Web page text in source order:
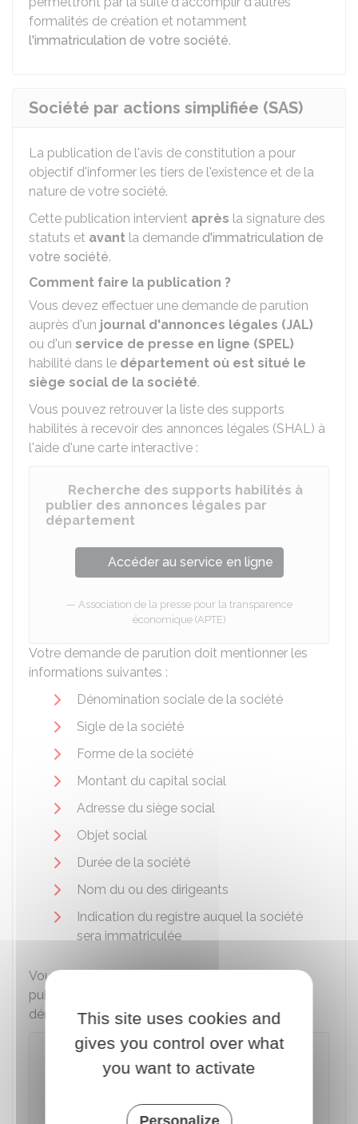
formalités de création et notamment
l'immatriculation de votre société.
Société par actions simplifiée (SAS)
La publication de l'avis de constitution a pour
objectif d'informer les tiers de l'existence et de la
nature de votre société.
Cette publication intervient après la signature des
statuts et avant la demande d'immatriculation de
votre société.
Comment faire la publication ?
Vous devez effectuer une demande de parution
auprès d'un journal d'annonces légales (JAL)
ou d'un service de presse en ligne (SPEL)
habilité dans le département où est situé le
siège social de la société.
Vous pouvez retrouver la liste des supports
habilités à recevoir des annonces légales (SHAL) à
l'aide d'une carte interactive :
Recherche des supports habilités à
publier des annonces légales par
département
Accéder au service en ligne
Association de la presse pour la transparence
économique (APTE)
Votre demande de parution doit mentionner les
informations suivantes :
Dénomination sociale de la société
Sigle de la société
Forme de la société
Montant du capital social
Adresse du siège social
Objet social
Durée de la société
Nom du ou des dirigeants
Indication du registre auquel la société
sera immatriculée
Vous pouvez effectuer votre demande de
publication de l'avis de constitution à l'aide de la
démarche suivante :
Avis de constitution d'une SAS ou
d'une SASU
Accéder au service en ligne
This site uses cookies and
gives you control over what
you want to activate
Personalize